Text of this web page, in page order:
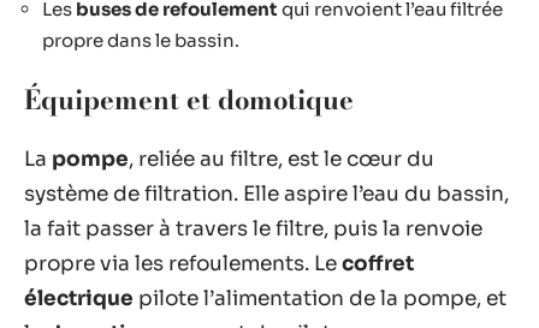
Les buses de refoulement qui renvoient l’eau filtrée
propre dans le bassin.
Équipement et domotique
La pompe, reliée au filtre, est le cœur du
système de filtration. Elle aspire l’eau du bassin,
la fait passer à travers le filtre, puis la renvoie
propre via les refoulements. Lecoffret
électrique pilote l’alimentation de la pompe, et